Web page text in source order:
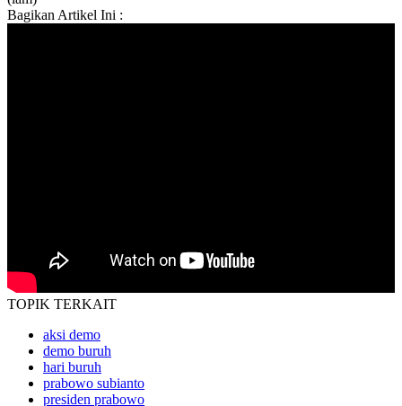
Bagikan Artikel Ini :
TOPIK TERKAIT
aksi demo
demo buruh
hari buruh
prabowo subianto
presiden prabowo